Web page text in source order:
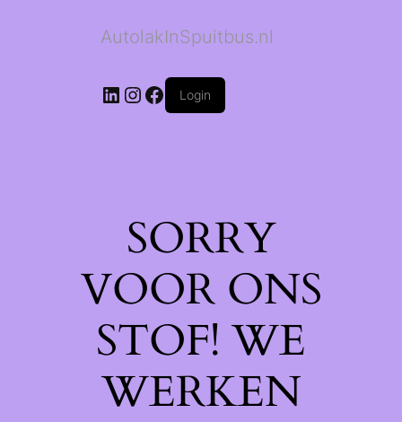
AutolakInSpuitbus.nl
LinkedIn
Instagram
Facebook
Login
SORRY
VOOR ONS
STOF! WE
WERKEN